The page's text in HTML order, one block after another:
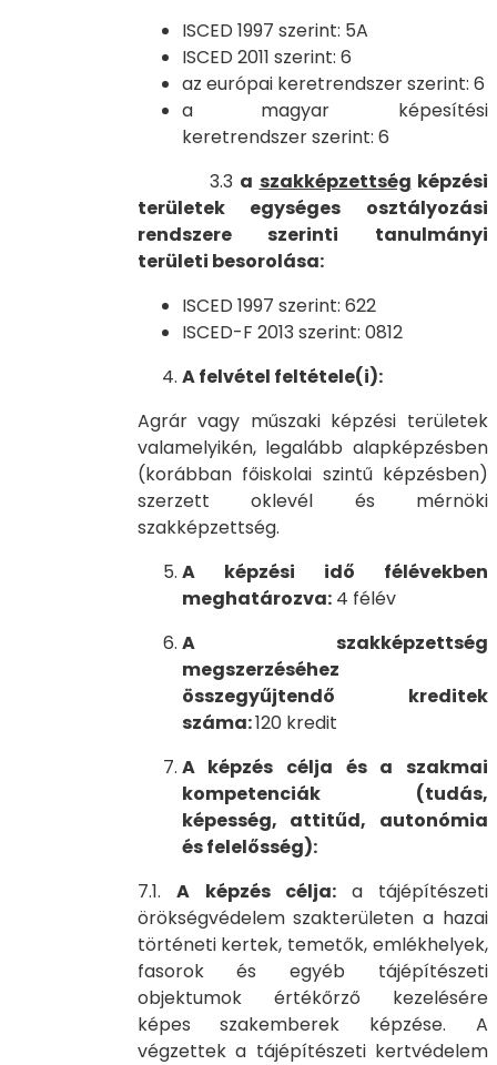
ISCED 1997 szerint: 5A
ISCED 2011 szerint: 6
az európai keretrendszer szerint: 6
a magyar képesítési
keretrendszer szerint: 6
3.3 a szakképzettség képzési
területek egységes osztályozási
rendszere szerinti tanulmányi
területi besorolása:
ISCED 1997 szerint: 622
ISCED-F 2013 szerint: 0812
A felvétel feltétele(i):
Agrár vagy műszaki képzési területek
valamelyikén, legalább alapképzésben
(korábban főiskolai szintű képzésben)
szerzett oklevél és mérnöki
szakképzettség.
A képzési idő félévekben
meghatározva:4 félév
A szakképzettség
megszerzéséhez
összegyűjtendő kreditek
száma:120 kredit
A képzés célja és a szakmai
kompetenciák (tudás,
képesség, attitűd, autonómia
és felelősség):
7.1. A képzés célja: a tájépítészeti
örökségvédelem szakterületen a hazai
történeti kertek, temetők, emlékhelyek,
fasorok és egyéb tájépítészeti
objektumok értékőrző kezelésére
képes szakemberek képzése. A
végzettek a tájépítészeti kertvédelem